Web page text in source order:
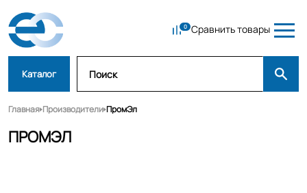
Сравнить товары
Каталог
Главная Производители ПромЭл
ПРОМЭЛ